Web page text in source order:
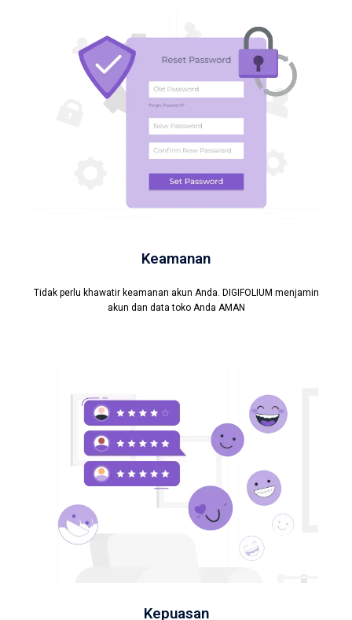
Keamanan
Tidak perlu khawatir keamanan akun Anda. DIGIFOLIUM menjamin
akun dan data toko Anda AMAN
Kepuasan